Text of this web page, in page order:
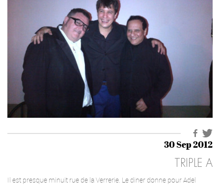
30 Sep 2012
TRIPLE A
Il est presque minuit rue de la Verrerie. Le diner donne pour Adel